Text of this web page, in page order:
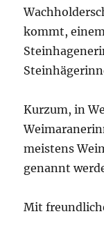
kommt,
Kurzum, in
meistens
genannt
Mit